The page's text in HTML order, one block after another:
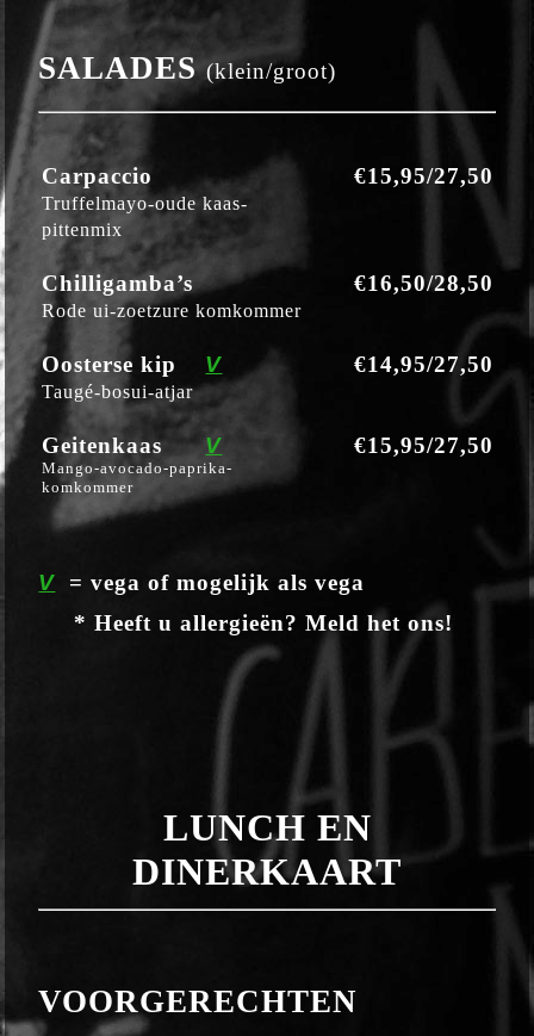
SALADES(klein/groot)
Carpaccio
Truffelmayo-oude kaas-
pittenmix
€15,95/27,50
Chilligamba’s
Rode ui-zoetzure komkommer
€16,50/28,50
Oosterse kip V
Taugé-bosui-atjar
€14,95/27,50
Geitenkaas V
Mango-avocado-paprika-
komkommer
€15,95/27,50
V
= vega of mogelijk als vega
* Heeft u allergieën? Meld het ons!
LUNCH EN
DINERKAART
VOORGERECHTEN